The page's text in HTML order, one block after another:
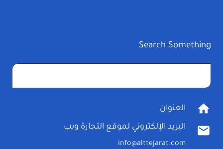
Search Something
عن:
home العنوان
mail البريد الإلكتروني لموقع التجارة ويب
info@alttejarat.com